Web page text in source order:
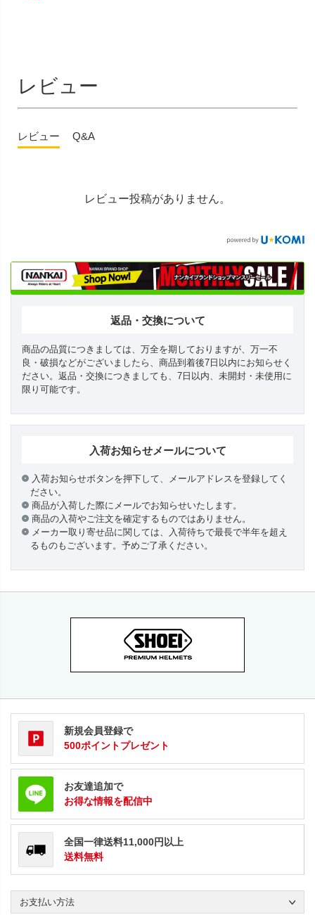
レビュー
レビュー Q&A
レビュー投稿がありません。
返品・交換について
商品の品質につきましては、万全を期しておりますが、万一不
良・破損などがございましたら、商品到着後7日以内にお知らせく
ださい。返品・交換につきましても、7日以内、未開封・未使用に
限り可能です。
入荷お知らせメールについて
入荷お知らせボタンを押下して、メールアドレスを登録してく
ださい。
商品が入荷した際にメールでお知らせいたします。
商品の入荷やご注文を確定するものではありません。
メーカー取り寄せ品に関しては、入荷待ちで最長で半年を超え
るものもございます。予めご了承ください。
新規会員登録で
500ポイントプレゼント
お友達追加で
お得な情報を配信中
全国一律送料11,000円以上
送料無料
お支払い方法